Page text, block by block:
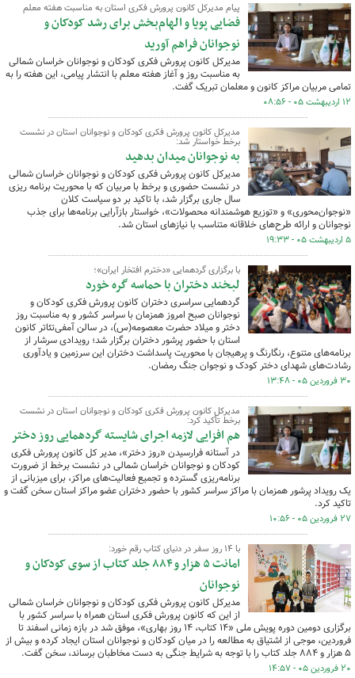
پیام مدیرکل کانون پرورش فکری استان به مناسبت هفته معلم
فضایی پویا و الهام‌بخش برای رشد کودکان و
نوجوانان فراهم آورید
مدیرکل کانون پرورش فکری کودکان و نوجوانان خراسان شمالی
به مناسبت روز و آغاز هفته معلم با انتشار پیامی، این هفته را به
تمامی مربیان مراکز کانون و معلمان تبریک گفت.
۱۲ اردیبهشت ۰۵ - ۰۸:۵۶
مدیرکل کانون پرورش فکری کودکان و نوجوانان استان در نشست
برخط خواستار شد:
به نوجوانان میدان بدهید
مدیرکل کانون پرورش فکری کودکان و نوجوانان خراسان شمالی
در نشست حضوری و برخط با مربیان که با محوریت برنامه ریزی
سال جاری برگزار شد، با تاکید بر دو سیاست کلان
«نوجوان‌محوری» و «توزیع هوشمندانه محصولات»، خواستار بازآرایی برنامه‌ها برای جذب
نوجوانان و ارائه طرح‌های خلاقانه متناسب با نیازهای استان شد.
۵ اردیبهشت ۰۵ - ۱۹:۳۳
با برگزاری گردهمایی «دخترم افتخار ایران»؛
لبخند دختران با حماسه گره خورد
گردهمایی سراسری دختران کانون پرورش فکری کودکان و
نوجوانان صبح امروز همزمان با سراسر کشور و به مناسبت روز
دختر و میلاد حضرت معصومه(س)، در سالن آمفی‌تئاتر کانون
استان با حضور پرشور دختران برگزار شد؛ رویدادی سرشار از
برنامه‌های متنوع، رنگارنگ و پرهیجان با محوریت پاسداشت دختران این سرزمین و یادآوری
رشادت‌های شهدای دختر کودک و نوجوان جنگ رمضان.
۳۰ فروردین ۰۵ - ۱۳:۴۸
مدیرکل کانون پرورش فکری کودکان و نوجوانان استان در نشست
برخط تأکید کرد:
هم افزایی لازمه اجرای شایسته گردهمایی روز دختر
در آستانه فرارسیدن «روز دختر»، مدیر کل کانون پرورش فکری
کودکان و نوجوانان خراسان شمالی در نشست برخط از ضرورت
برنامه‌ریزی گسترده و تجمیع فعالیت‌های مراکز، برای میزبانی از
یک رویداد پرشور همزمان با مراکز سراسر کشور با حضور دختران عضو مراکز استان سخن گفت و
تاکید کرد.
۲۷ فروردین ۰۵ - ۱۰:۵۶
با ۱۴ روز سفر در دنیای کتاب رقم خورد:
امانت ۵ هزار و ۸۸۴ جلد کتاب از سوی کودکان و
نوجوانان
مدیرکل کانون پرورش فکری کودکان و نوجوانان خراسان شمالی
از این که کانون پرورش فکری استان همراه با سراسر کشور با
برگزاری دومین دوره پویش ملی «۱۴ کتاب، ۱۴ روز بهاری»، موفق شد در بازه زمانی اسفند تا
فروردین، موجی از اشتیاق به مطالعه را در میان کودکان و نوجوانان استان ایجاد کرده و بیش از
۵ هزار و ۸۸۴ جلد کتاب را با توجه به شرایط جنگی به دست مخاطبان برساند، سخن گفت.
۲۰ فروردین ۰۵ - ۱۴:۵۷